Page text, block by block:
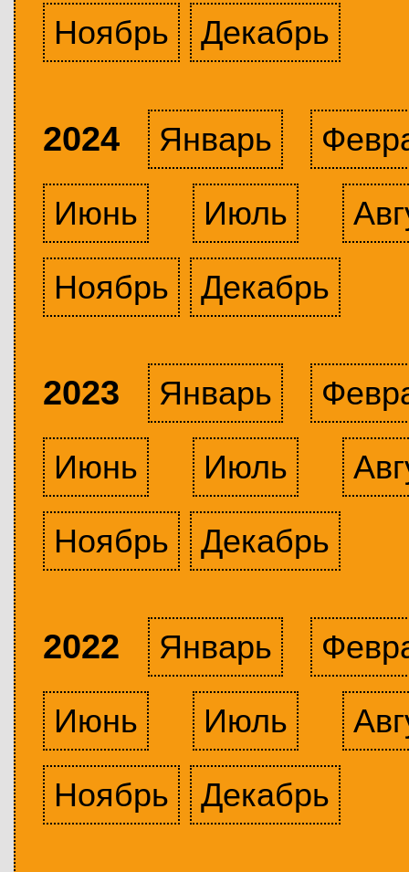
Ноябрь
Декабрь
2024 Январь
Июнь
Июль
Ноябрь
Декабрь
2023 Январь
Июнь
Июль
Ноябрь
Декабрь
2022 Январь
Июнь
Июль
Ноябрь
Декабрь